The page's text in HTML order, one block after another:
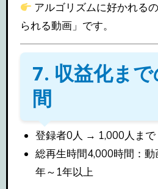
アルゴリズムに好かれる
られる動画」です。
7. 収益化ま
間
登録者0人 → 1,000人ま
総再生時間4,000時間：
年～1年以上